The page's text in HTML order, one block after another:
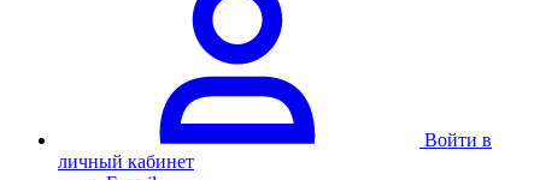
Войти в
личный кабинет